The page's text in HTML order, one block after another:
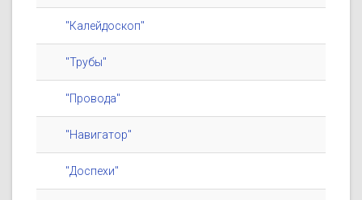
"Калейдоскоп"
"Трубы"
"Провода"
"Навигатор"
"Доспехи"